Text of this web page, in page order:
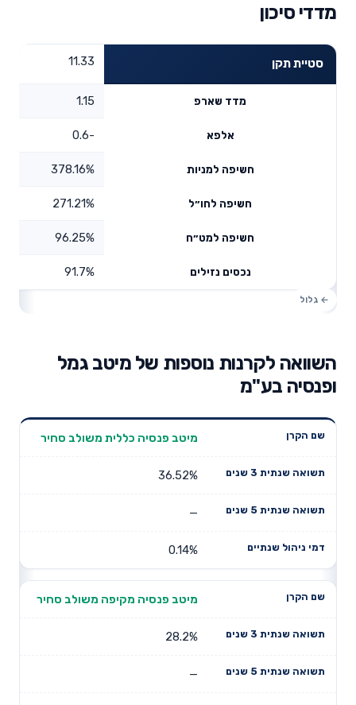
מדדי סיכון
סטיית תקן 11.33
מדד שארפ 1.15
אלפא -0.6
חשיפה למניות 378.16%
חשיפה לחו״ל 271.21%
חשיפה למט״ח 96.25%
נכסים נזילים 91.7%
השוואה לקרנות נוספות של מיטב גמל
ופנסיה בע"מ
שנים
תשואה
דמי ניהול
מיטב פנסיה כללית משולב סחיר
36.52%
—
0.14%
מיטב פנסיה מקיפה משולב סחיר
28.2%
—